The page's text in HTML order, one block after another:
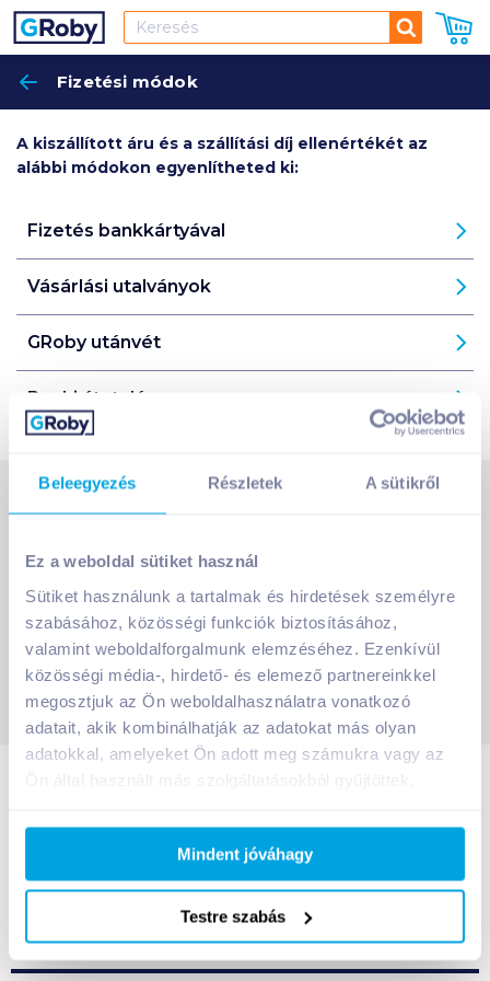
Beleegyezés Részletek A sütikről
Ez a weboldal sütiket használ
Sütiket használunk a tartalmak és hirdetések személyre
szabásához, közösségi funkciók biztosításához,
valamint weboldalforgalmunk elemzéséhez. Ezenkívül
közösségi média-, hirdető- és elemező partnereinkkel
megosztjuk az Ön weboldalhasználatra vonatkozó
adatait, akik kombinálhatják az adatokat más olyan
adatokkal, amelyeket Ön adott meg számukra vagy az
Ön által használt más szolgáltatásokból gyűjtöttek.
Mindent jóváhagy
Testre szabás
Keresés
Fizetési módok
A kiszállított áru és a szállítási díj ellenértékét az
alábbi módokon egyenlítheted ki:
Fizetés bankkártyával
Vásárlási utalványok
GRoby utánvét
Banki átutalás
SZOLGÁLTATÁSOK
Árfigyelő
Üvegvisszaváltás
Szelektív hulladékok gyűjtése
Kerekítsd fel!
INFORMÁCIÓK
Áruházunk működése
Általános szerződési feltételek
Elállási jog
Adatkezelési tájékoztató
Fizetési módok
Impresszum
Szavatosság, reklamáció
Termékvisszahívás
Bemutatkozunk
Kapcsolat
Üzleteink
GROBY BLOG
Ne csak forrón idd!
2026. 07. 23.
Hogyan ne dobj ki rengeteg ételt?
További hírek a GRoby Blog-on